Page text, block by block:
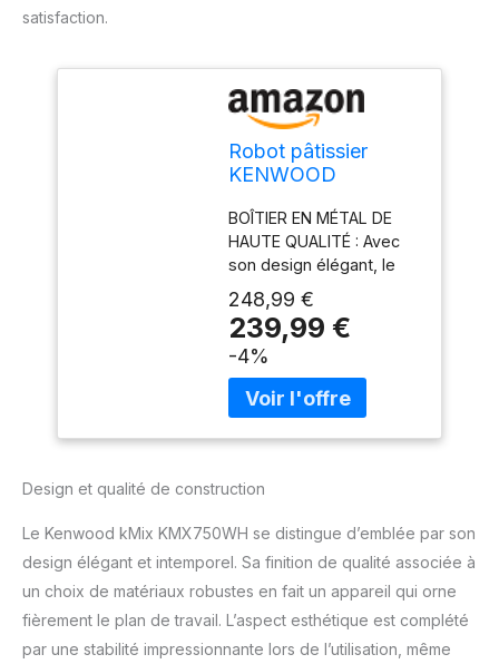
satisfaction.
Robot pâtissier
KENWOOD
- 1000 W - 5 L
BOÎTIER EN MÉTAL DE
HAUTE QUALITÉ : Avec
son design élégant, le
KENWOOD kMix apporte
une touche de brillance
dans chaque cuisine, peu
importe la couleur que
vous choisissez
PUISSANT : Avec son
même sous une forte
mélange avec protection
anti-éclaboussures
permet un travail propre
FACILE À UTILISER:
Régulation de vitesse
248,99 €
239,99 €
-4%
Design et qualité de construction
Le Kenwood kMix KMX750WH se distingue d’emblée par son
design élégant et intemporel. Sa finition de qualité associée à
un choix de matériaux robustes en fait un appareil qui orne
fièrement le plan de travail. L’aspect esthétique est complété
par une stabilité impressionnante lors de l’utilisation, même